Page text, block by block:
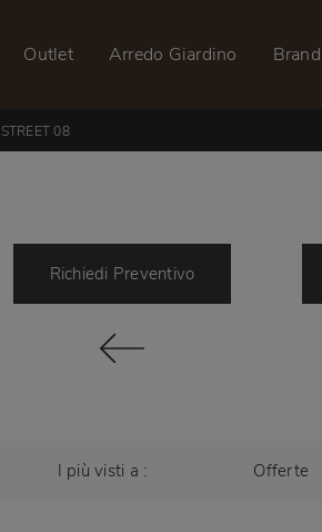
Outlet Arredo Giardino Brand
STREET 08
Richiedi Preventivo
I più visti a : Offerte